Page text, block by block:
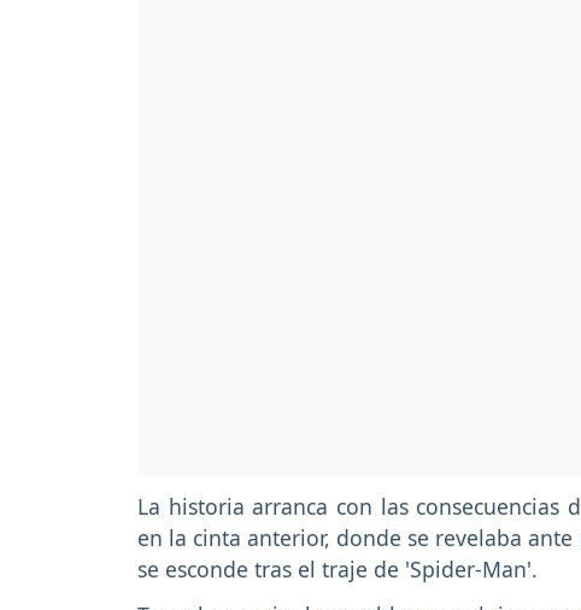
La historia arranca con las consecuencias
en la cinta anterior, donde se revelaba
se esconde tras el traje de 'Spider-Man'.